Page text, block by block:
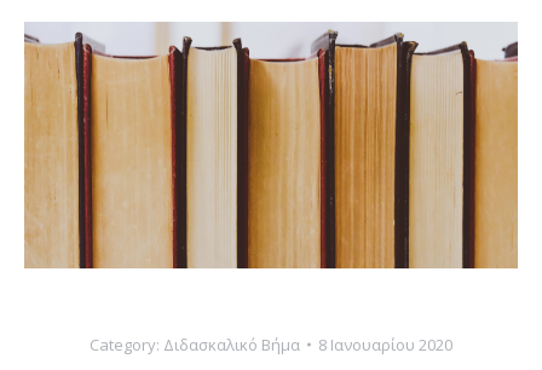
Category: Διδασκαλικό Βήμα 8 Ιανουαρίου 2020